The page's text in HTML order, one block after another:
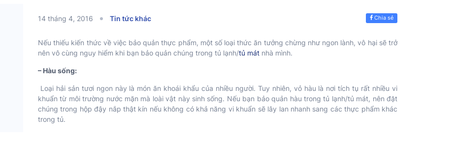
14 tháng 4, 2016 Tin tức khác Chia sẻ
Nếu thiếu kiến thức về việc bảo quản thực phẩm, một số loại thức ăn tưởng chừng như ngon lành, vô hại sẽ trở
nên vô cùng nguy hiểm khi bạn bảo quản chúng trong tủ lạnh/tủ mát nhà mình.
– Hàu sống:
Loại hải sản tươi ngon này là món ăn khoái khẩu của nhiều người. Tuy nhiên, vỏ hàu là nơi tích tụ rất nhiều vi
khuẩn từ môi trường nước mặn mà loài vật này sinh sống. Nếu bạn bảo quản hàu trong tủ lạnh/tủ mát, nên đặt
chúng trong hộp đậy nắp thật kín nếu không có khả năng vi khuẩn sẽ lây lan nhanh sang các thực phẩm khác
trong tủ.